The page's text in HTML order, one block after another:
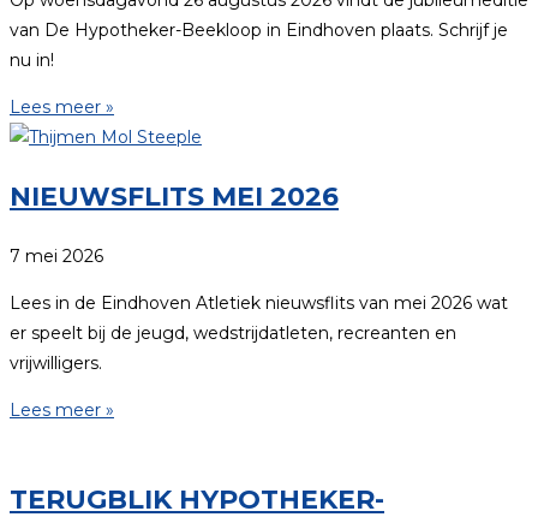
van De Hypotheker-Beekloop in Eindhoven plaats. Schrijf je
nu in!
Lees meer »
NIEUWSFLITS MEI 2026
7 mei 2026
Lees in de Eindhoven Atletiek nieuwsflits van mei 2026 wat
er speelt bij de jeugd, wedstrijdatleten, recreanten en
vrijwilligers.
Lees meer »
TERUGBLIK HYPOTHEKER-